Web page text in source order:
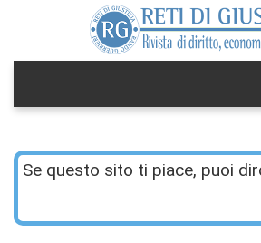
Se questo sito ti piace, puoi